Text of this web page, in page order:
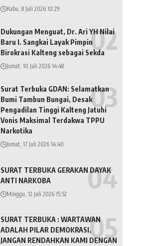
Rabu, 8 Juli 2026 10:29
Dukungan Menguat, Dr. Ari YH Nilai
Baru I. Sangkai Layak Pimpin
Birokrasi Kalteng sebagai Sekda
Jumat, 10 Juli 2026 14:48
Surat Terbuka GDAN: Selamatkan
Bumi Tambun Bungai, Desak
Pengadilan Tinggi Kalteng Jatuhi
Vonis Maksimal Terdakwa TPPU
Narkotika
Jumat, 17 Juli 2026 14:40
SURAT TERBUKA GERAKAN DAYAK
ANTI NARKOBA
Minggu, 12 Juli 2026 15:52
SURAT TERBUKA : WARTAWAN
ADALAH PILAR DEMOKRASI,
JANGAN RENDAHKAN KAMI DENGAN